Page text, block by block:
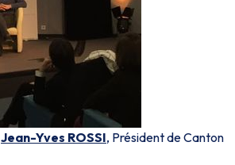
Jean-Yves ROSSI, Président de Canton